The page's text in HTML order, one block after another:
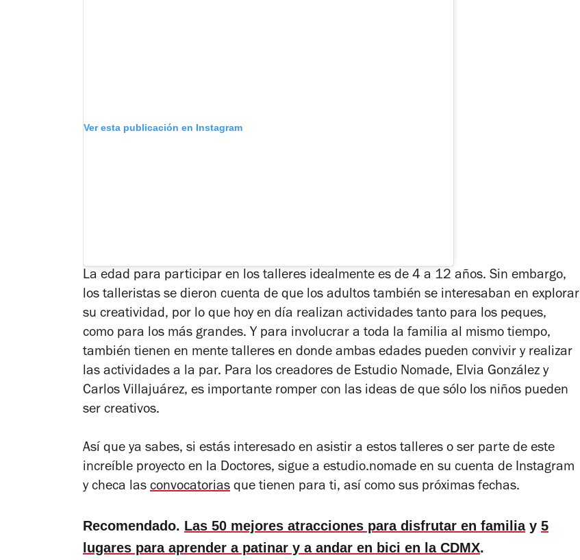
Ver esta publicación en Instagram
La edad para participar en los talleres idealmente es de 4 a 12 años. Sin embargo,
los talleristas se dieron cuenta de que los adultos también se interesaban en explorar
su creatividad, por lo que hoy en día realizan actividades tanto para los peques,
como para los más grandes. Y para involucrar a toda la familia al mismo tiempo,
también tienen en mente talleres en donde ambas edades pueden convivir y realizar
las actividades a la par. Para los creadores de Estudio Nomade, Elvia González y
Carlos Villajuárez, es importante romper con las ideas de que sólo los niños pueden
ser creativos.
Así que ya sabes, si estás interesado en asistir a estos talleres o ser parte de este
increíble proyecto en la Doctores, sigue a estudio.nomade en su cuenta de Instagram
y checa las convocatorias que tienen para ti, así como sus próximas fechas.
Recomendado. Las 50 mejores atracciones para disfrutar en familiay 5
lugares para aprender a patinar y a andar en bici en la CDMX.